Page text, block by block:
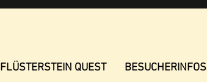
FLÜSTERSTEIN QUEST BESUCHERINFOS